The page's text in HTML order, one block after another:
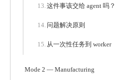
这件事该交给 agent 吗？
问题解决原则
从一次性任务到 worker
Mode 2 — Manufacturing